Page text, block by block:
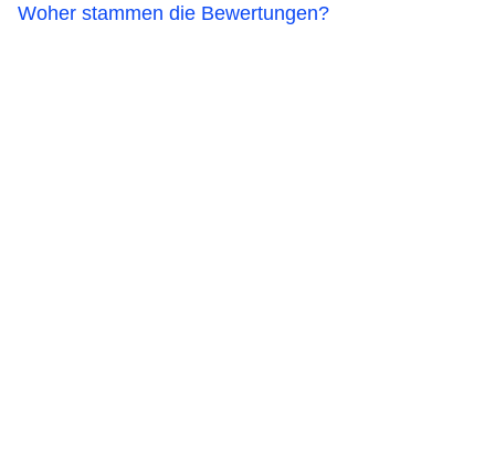
Woher stammen die Bewertungen?